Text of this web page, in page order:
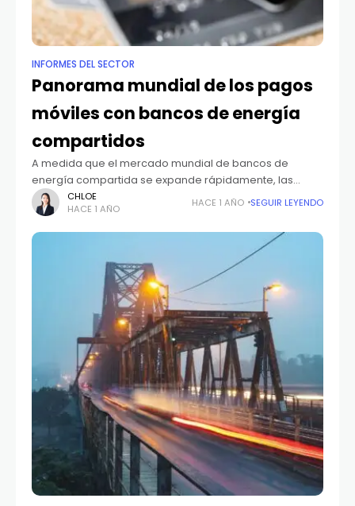
INFORMES DEL SECTOR
Panorama mundial de los pagos
móviles con bancos de energía
compartidos
A medida que el mercado mundial de bancos de
energía compartida se expande rápidamente, las
estrategias de integración del pago por móvil se han
convertido en un factor crítico para el éxito en el sector.
El mercado mundial del pago por móvil muestra
CHLOE
HACE 1 AÑO
HACE 1 AÑO SEGUIR LEYENDO